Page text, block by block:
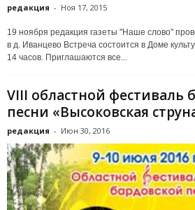
редакция - Ноя 17, 2015
19 ноября редакция газеты "Наше слово"
в д. Иванцево Встреча состоится в Доме
14 часов. Приглашаются все...
VIII областной фестиваль
песни «Высоковская
редакция - Июн 30, 2016